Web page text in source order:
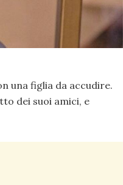
una figlia da accudire.
dei suoi amici, e